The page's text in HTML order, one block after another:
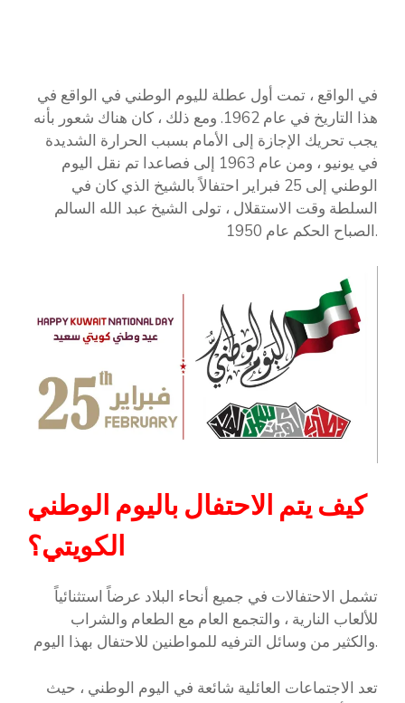
في الواقع ، تمت أول عطلة لليوم الوطني في الواقع في
هذا التاريخ في عام 1962. ومع ذلك ، كان هناك شعور بأنه
يجب تحريك الإجازة إلى الأمام بسبب الحرارة الشديدة
في يونيو ، ومن عام 1963 إلى فصاعدا تم نقل اليوم
الوطني إلى 25 فبراير احتفالاً بالشيخ الذي كان في
السلطة وقت الاستقلال ، تولى الشيخ عبد الله السالم
الصباح الحكم عام 1950.
كيف يتم الاحتفال باليوم الوطني
الكويتي؟
تشمل الاحتفالات في جميع أنحاء البلاد عرضاً استثنائياً
للألعاب النارية ، والتجمع العام مع الطعام والشراب
والكثير من وسائل الترفيه للمواطنين للاحتفال بهذا اليوم.
تعد الاجتماعات العائلية شائعة في اليوم الوطني ، حيث